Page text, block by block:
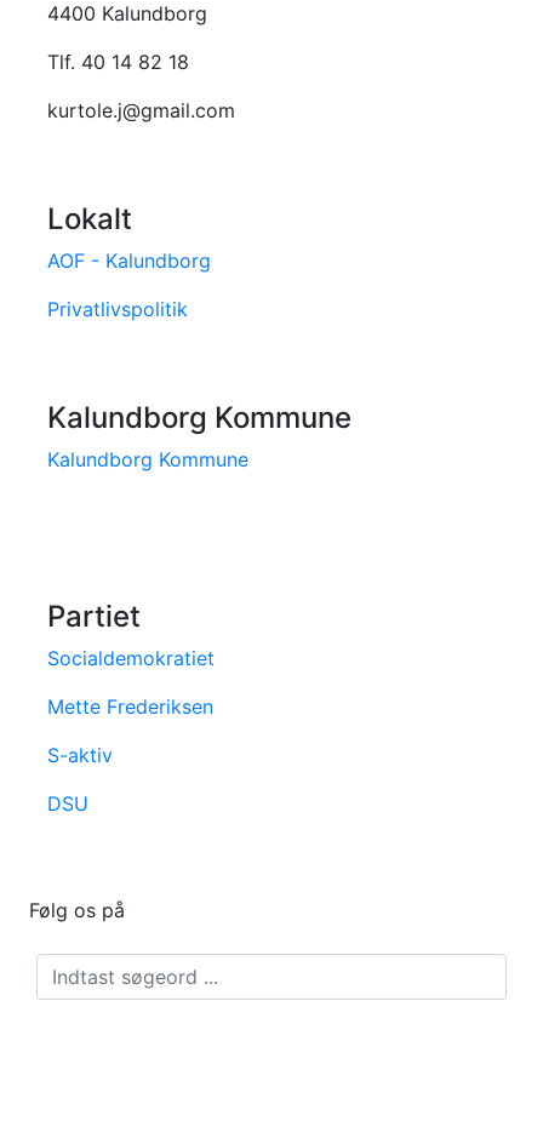
4400 Kalundborg
Tlf. 40 14 82 18
kurtole.j@gmail.com
Lokalt
AOF - Kalundborg
Privatlivspolitik
Kalundborg Kommune
Kalundborg Kommune
Partiet
Socialdemokratiet
Mette Frederiksen
S-aktiv
DSU
Følg os på